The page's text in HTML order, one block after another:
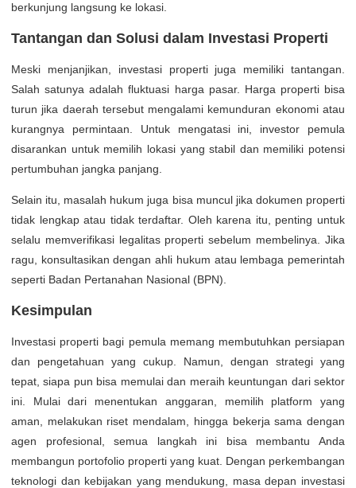
berkunjung langsung ke lokasi.
Tantangan dan Solusi dalam Investasi Properti
Meski menjanjikan, investasi properti juga memiliki tantangan.
Salah satunya adalah fluktuasi harga pasar. Harga properti bisa
turun jika daerah tersebut mengalami kemunduran ekonomi atau
kurangnya permintaan. Untuk mengatasi ini, investor pemula
disarankan untuk memilih lokasi yang stabil dan memiliki potensi
pertumbuhan jangka panjang.
Selain itu, masalah hukum juga bisa muncul jika dokumen properti
tidak lengkap atau tidak terdaftar. Oleh karena itu, penting untuk
selalu memverifikasi legalitas properti sebelum membelinya. Jika
ragu, konsultasikan dengan ahli hukum atau lembaga pemerintah
seperti Badan Pertanahan Nasional (BPN).
Kesimpulan
Investasi properti bagi pemula memang membutuhkan persiapan
dan pengetahuan yang cukup. Namun, dengan strategi yang
tepat, siapa pun bisa memulai dan meraih keuntungan dari sektor
ini. Mulai dari menentukan anggaran, memilih platform yang
aman, melakukan riset mendalam, hingga bekerja sama dengan
agen profesional, semua langkah ini bisa membantu Anda
membangun portofolio properti yang kuat. Dengan perkembangan
teknologi dan kebijakan yang mendukung, masa depan investasi